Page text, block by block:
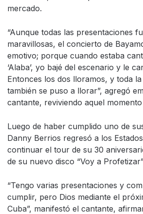
mercado.
“Aunque todas las presentaciones
maravillosas, el concierto de
emotivo; porque cuando estaba
‘Alaba’, yo bajé del escenario y le
Entonces los dos lloramos, y toda
también se puso a llorar”, agregó
cantante, reviviendo aquel
Luego de haber cumplido uno de
Danny Berrios regresó a los
continuar el tour de su 30
de su nuevo disco “Voy a
“Tengo varias presentaciones y
cumplir, pero Dios mediante el
Cuba”, manifestó el cantante,